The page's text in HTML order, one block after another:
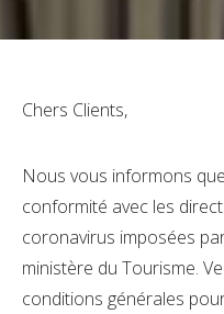
Chers Clients,
Nous vous informons
conformité avec les
coronavirus imposées
ministère du Tourisme.
conditions générales